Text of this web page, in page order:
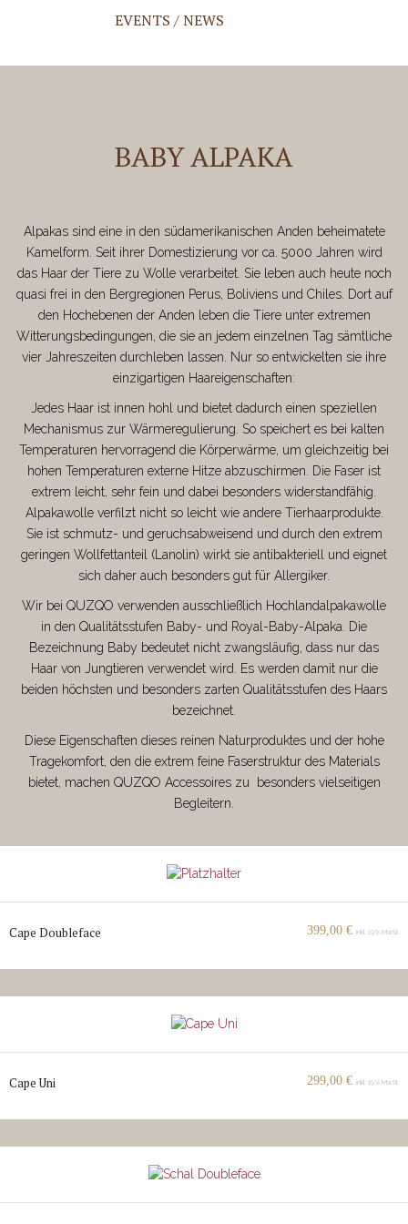
EVENTS / NEWS
BABY ALPAKA
Alpakas sind eine in den südamerikanischen Anden beheimatete
Kamelform. Seit ihrer Domestizierung vor ca. 5000 Jahren wird
das Haar der Tiere zu Wolle verarbeitet. Sie leben auch heute noch
quasi frei in den Bergregionen Perus, Boliviens und Chiles. Dort auf
den Hochebenen der Anden leben die Tiere unter extremen
Witterungsbedingungen, die sie an jedem einzelnen Tag sämtliche
vier Jahreszeiten durchleben lassen. Nur so entwickelten sie ihre
einzigartigen Haareigenschaften:
Jedes Haar ist innen hohl und bietet dadurch einen speziellen
Mechanismus zur Wärmeregulierung. So speichert es bei kalten
Temperaturen hervorragend die Körperwärme, um gleichzeitig bei
hohen Temperaturen externe Hitze abzuschirmen. Die Faser ist
extrem leicht, sehr fein und dabei besonders widerstandfähig.
Alpakawolle verfilzt nicht so leicht wie andere Tierhaarprodukte.
Sie ist schmutz- und geruchsabweisend und durch den extrem
geringen Wollfettanteil (Lanolin) wirkt sie antibakteriell und eignet
sich daher auch besonders gut für Allergiker.
Wir bei QUZQO verwenden ausschließlich Hochlandalpakawolle
in den Qualitätsstufen Baby- und Royal-Baby-Alpaka. Die
Bezeichnung Baby bedeutet nicht zwangsläufig, dass nur das
Haar von Jungtieren verwendet wird. Es werden damit nur die
beiden höchsten und besonders zarten Qualitätsstufen des Haars
bezeichnet.
Diese Eigenschaften dieses reinen Naturproduktes und der hohe
Tragekomfort, den die extrem feine Faserstruktur des Materials
bietet, machen QUZQO Accessoires zu besonders vielseitigen
Begleitern.
Cape Doubleface 399,00 € inkl. 19% MwSt.
Cape Uni 299,00 € inkl. 19% MwSt.